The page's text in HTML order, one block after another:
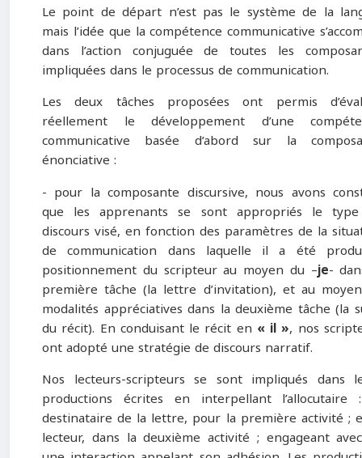
Le point de départ n’est pas le système de la
mais l’idée que la compétence communicative
dans l’action conjuguée de toutes les
impliquées dans le processus de communication.
Les deux tâches proposées ont permis
réellement le développement d’une
communicative basée d’abord sur la
énonciative :
- pour la composante discursive, nous avons
que les apprenants se sont appropriés le
discours visé, en fonction des paramètres de la
de communication dans laquelle il a été
positionnement du scripteur au moyen du –je-
première tâche (la lettre d’invitation), et au
modalités appréciatives dans la deuxième tâche (la
du récit). En conduisant le récit en « il », nos
ont adopté une stratégie de discours narratif.
Nos lecteurs-scripteurs se sont impliqués dans
productions écrites en interpellant
destinataire de la lettre, pour la première activité ;
lecteur, dans la deuxième activité ; engageant